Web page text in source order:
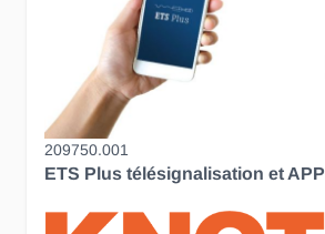
209750.001
ETS Plus télésignalisation et APP